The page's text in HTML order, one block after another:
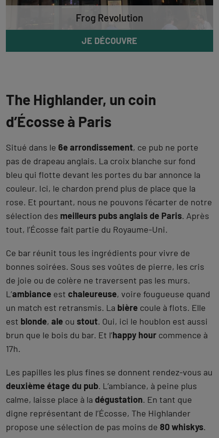
Frog Revolution
JE DÉCOUVRE
The Highlander, un coin
d’Écosse à Paris
Situé dans le 6e arrondissement, ce pub ne porte
pas de drapeau anglais. La croix blanche sur fond
bleu qui flotte devant les portes du bar annonce la
couleur. Ici, le chardon prend plus de place que la
rose. Et pourtant, nous ne pouvons l’écarter de notre
sélection des meilleurs pubs anglais de Paris. Après
tout, l’Écosse fait partie du Royaume-Uni.
Ce bar réunit tous les ingrédients pour vivre de
bonnes soirées. Sous ses voûtes de pierre, les cris
de joie ou de colère ne traversent pas les murs.
L’ambiance est chaleureuse, voire fougueuse quand
un match est retransmis. La bière coule à flots. Elle
est blonde, ale ou stout. Oui, ici le houblon est aussi
brun que le bois du bar. Et l’happy hour commence à
17h.
Les papilles les plus fines se donnent rendez-vous au
deuxième étage du pub. L’ambiance, à peine plus
calme, laisse place à la dégustation. En tant que
digne représentant de l’Écosse, The Highlander
propose une sélection de pas moins de 80 whiskys.